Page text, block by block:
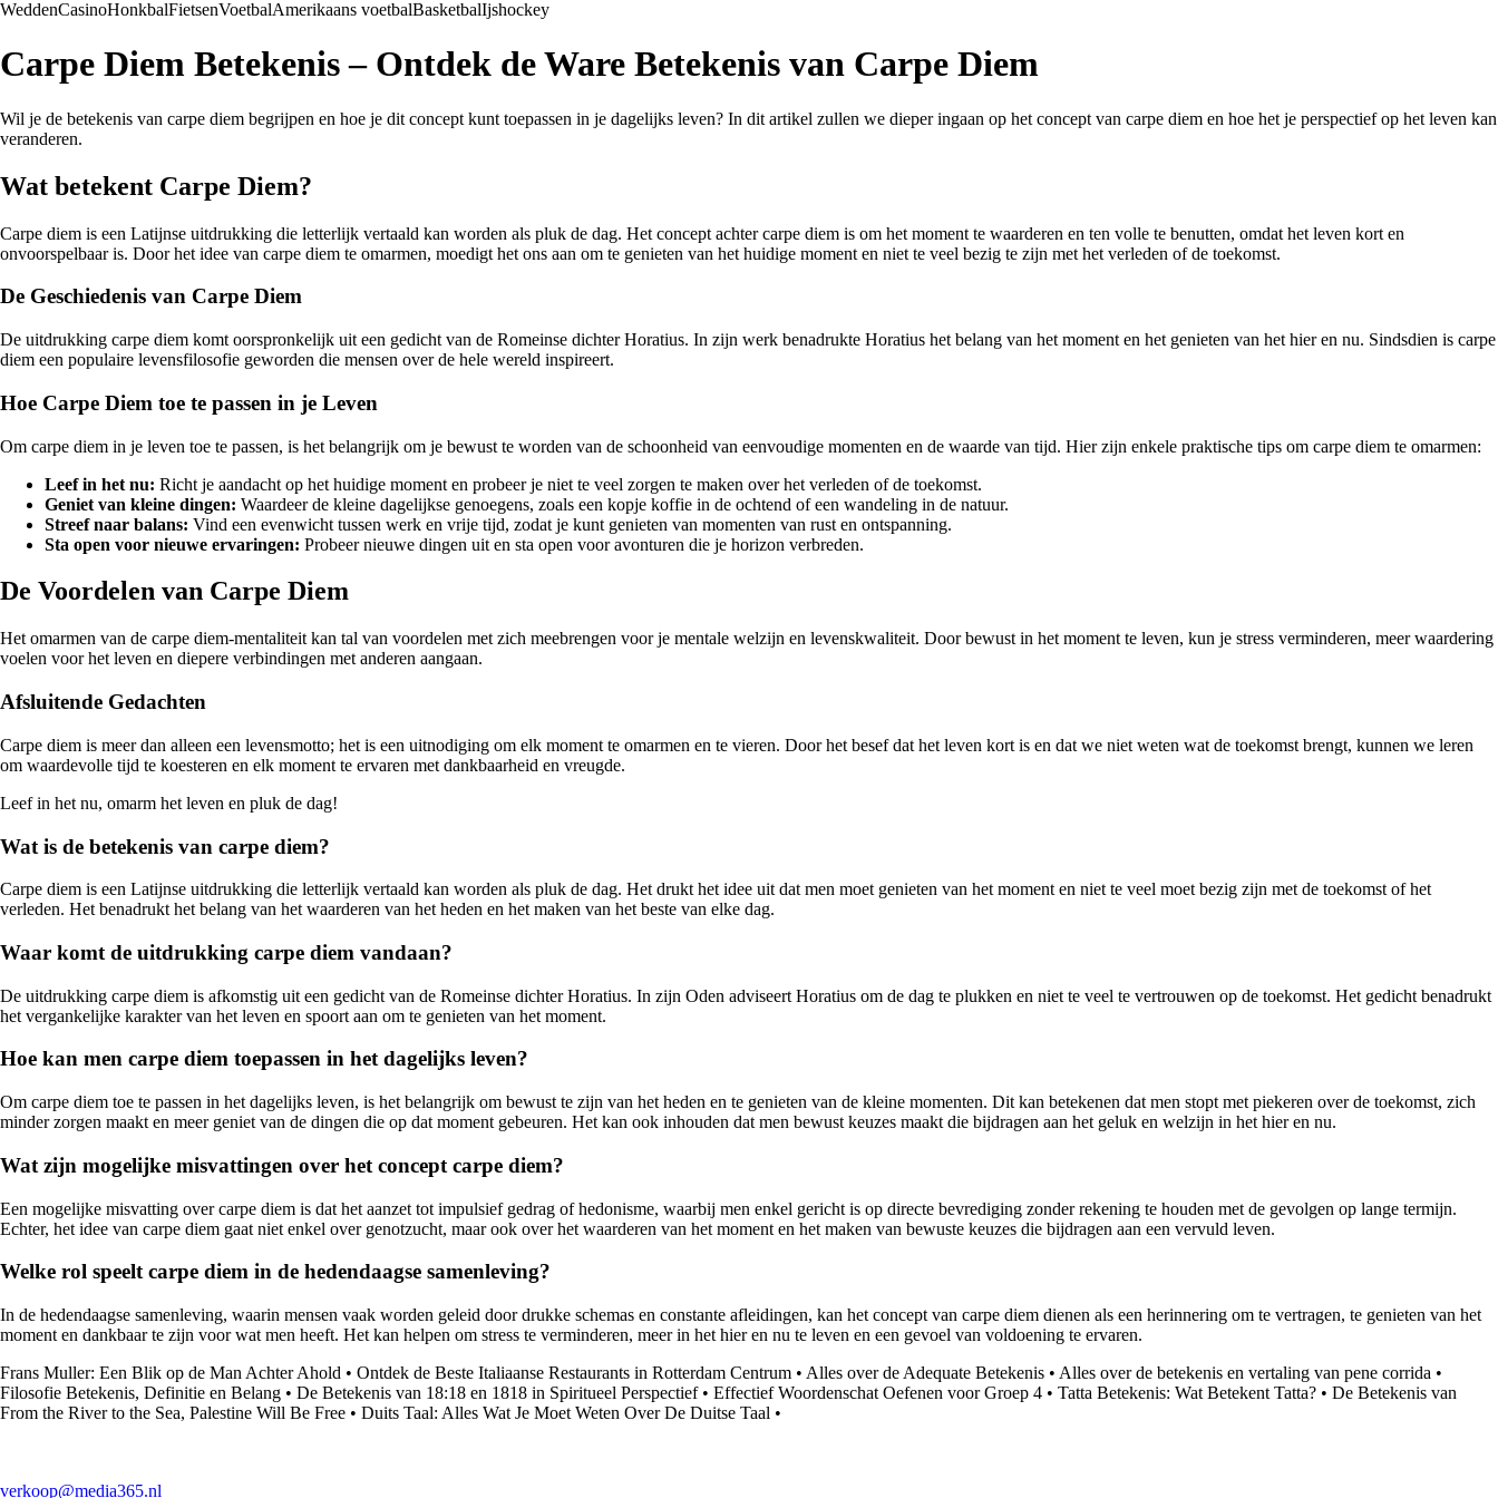
WeddenCasinoHonkbalFietsenVoetbalAmerikaans voetbalBasketbalIjshockey
Carpe Diem Betekenis – Ontdek de Ware Betekenis van Carpe Diem
Wil je de betekenis van carpe diem begrijpen en hoe je dit concept kunt toepassen in je dagelijks leven? In dit artikel zullen we dieper ingaan op het concept van carpe diem en hoe het je perspectief op het leven kan
veranderen.
Wat betekent Carpe Diem?
Carpe diem is een Latijnse uitdrukking die letterlijk vertaald kan worden als pluk de dag. Het concept achter carpe diem is om het moment te waarderen en ten volle te benutten, omdat het leven kort en
onvoorspelbaar is. Door het idee van carpe diem te omarmen, moedigt het ons aan om te genieten van het huidige moment en niet te veel bezig te zijn met het verleden of de toekomst.
De Geschiedenis van Carpe Diem
De uitdrukking carpe diem komt oorspronkelijk uit een gedicht van de Romeinse dichter Horatius. In zijn werk benadrukte Horatius het belang van het moment en het genieten van het hier en nu. Sindsdien is carpe
diem een populaire levensfilosofie geworden die mensen over de hele wereld inspireert.
Hoe Carpe Diem toe te passen in je Leven
Om carpe diem in je leven toe te passen, is het belangrijk om je bewust te worden van de schoonheid van eenvoudige momenten en de waarde van tijd. Hier zijn enkele praktische tips om carpe diem te omarmen:
Leef in het nu: Richt je aandacht op het huidige moment en probeer je niet te veel zorgen te maken over het verleden of de toekomst.
Geniet van kleine dingen: Waardeer de kleine dagelijkse genoegens, zoals een kopje koffie in de ochtend of een wandeling in de natuur.
Streef naar balans: Vind een evenwicht tussen werk en vrije tijd, zodat je kunt genieten van momenten van rust en ontspanning.
Sta open voor nieuwe ervaringen: Probeer nieuwe dingen uit en sta open voor avonturen die je horizon verbreden.
De Voordelen van Carpe Diem
Het omarmen van de carpe diem-mentaliteit kan tal van voordelen met zich meebrengen voor je mentale welzijn en levenskwaliteit. Door bewust in het moment te leven, kun je stress verminderen, meer waardering
voelen voor het leven en diepere verbindingen met anderen aangaan.
Afsluitende Gedachten
Carpe diem is meer dan alleen een levensmotto; het is een uitnodiging om elk moment te omarmen en te vieren. Door het besef dat het leven kort is en dat we niet weten wat de toekomst brengt, kunnen we leren
om waardevolle tijd te koesteren en elk moment te ervaren met dankbaarheid en vreugde.
Leef in het nu, omarm het leven en pluk de dag!
Wat is de betekenis van carpe diem?
Carpe diem is een Latijnse uitdrukking die letterlijk vertaald kan worden als pluk de dag. Het drukt het idee uit dat men moet genieten van het moment en niet te veel moet bezig zijn met de toekomst of het
verleden. Het benadrukt het belang van het waarderen van het heden en het maken van het beste van elke dag.
Waar komt de uitdrukking carpe diem vandaan?
De uitdrukking carpe diem is afkomstig uit een gedicht van de Romeinse dichter Horatius. In zijn Oden adviseert Horatius om de dag te plukken en niet te veel te vertrouwen op de toekomst. Het gedicht benadrukt
het vergankelijke karakter van het leven en spoort aan om te genieten van het moment.
Hoe kan men carpe diem toepassen in het dagelijks leven?
Om carpe diem toe te passen in het dagelijks leven, is het belangrijk om bewust te zijn van het heden en te genieten van de kleine momenten. Dit kan betekenen dat men stopt met piekeren over de toekomst, zich
minder zorgen maakt en meer geniet van de dingen die op dat moment gebeuren. Het kan ook inhouden dat men bewust keuzes maakt die bijdragen aan het geluk en welzijn in het hier en nu.
Wat zijn mogelijke misvattingen over het concept carpe diem?
Een mogelijke misvatting over carpe diem is dat het aanzet tot impulsief gedrag of hedonisme, waarbij men enkel gericht is op directe bevrediging zonder rekening te houden met de gevolgen op lange termijn.
Echter, het idee van carpe diem gaat niet enkel over genotzucht, maar ook over het waarderen van het moment en het maken van bewuste keuzes die bijdragen aan een vervuld leven.
Welke rol speelt carpe diem in de hedendaagse samenleving?
In de hedendaagse samenleving, waarin mensen vaak worden geleid door drukke schemas en constante afleidingen, kan het concept van carpe diem dienen als een herinnering om te vertragen, te genieten van het
moment en dankbaar te zijn voor wat men heeft. Het kan helpen om stress te verminderen, meer in het hier en nu te leven en een gevoel van voldoening te ervaren.
Frans Muller: Een Blik op de Man Achter Ahold • Ontdek de Beste Italiaanse Restaurants in Rotterdam Centrum • Alles over de Adequate Betekenis • Alles over de betekenis en vertaling van pene corrida •
Filosofie Betekenis, Definitie en Belang • De Betekenis van 18:18 en 1818 in Spiritueel Perspectief• Effectief Woordenschat Oefenen voor Groep 4 • Tatta Betekenis: Wat Betekent Tatta? • De Betekenis van
From the River to the Sea, Palestine Will Be Free • Duits Taal: Alles Wat Je Moet Weten Over De Duitse Taal •
verkoop@media365.nl